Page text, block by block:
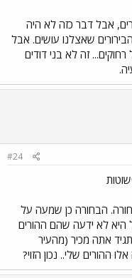
אבל דבר כזה לא היה
שאצלנו עושים. אבל
זה לא בני דודים
#24
הבחורה כן שמעה על
היא לא ידעה שהם ההורים
אתה מכיר (מהעיר
ההורים שלי.. נכון הזוי?